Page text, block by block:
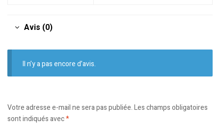
Avis (0)
Il n’y a pas encore d’avis.
Votre adresse e-mail ne sera pas publiée.Les champs obligatoires
sont indiqués avec*